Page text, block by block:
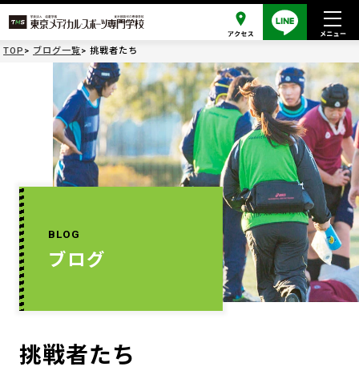
TOP ブログ一覧 挑戦者たち
BLOG
ブログ
挑戦者たち